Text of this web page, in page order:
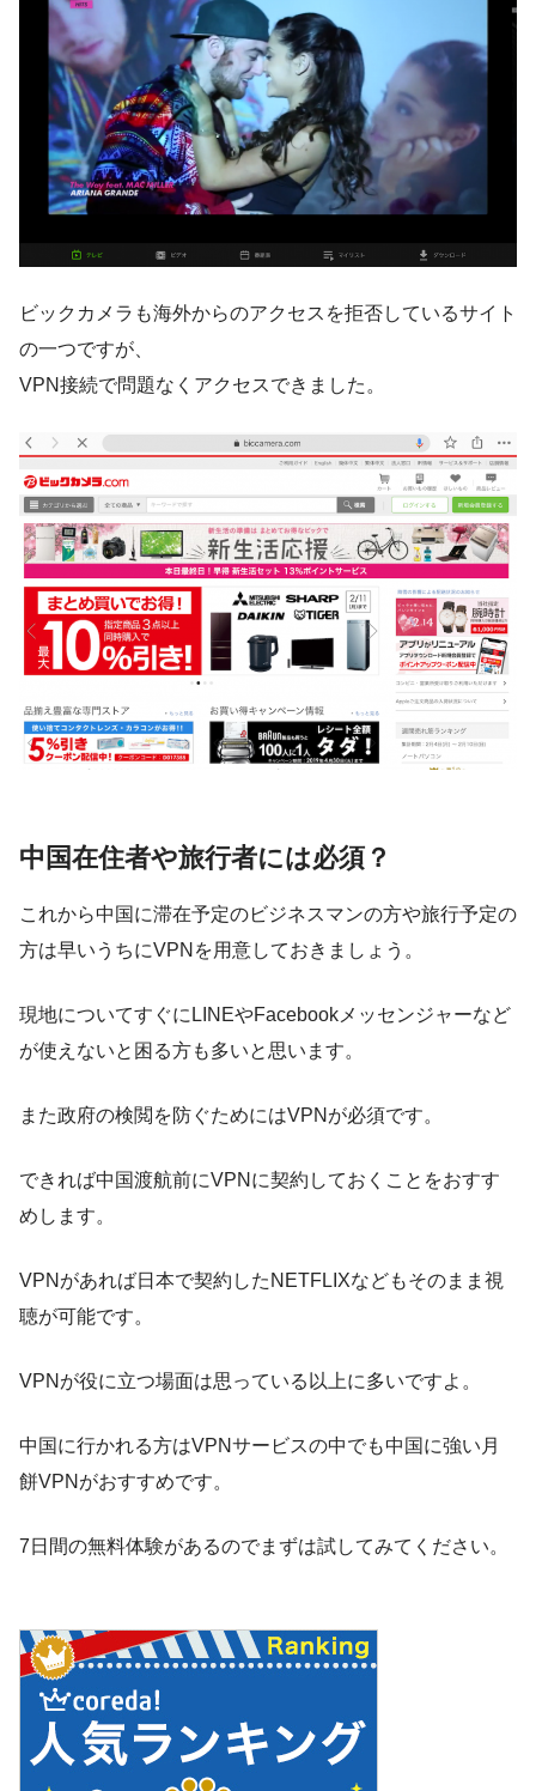
ビックカメラも海外からのアクセスを拒否しているサイト
の一つですが、
VPN接続で問題なくアクセスできました。
中国在住者や旅行者には必須？
これから中国に滞在予定のビジネスマンの方や旅行予定の
方は早いうちにVPNを用意しておきましょう。
現地についてすぐにLINEやFacebookメッセンジャーなど
が使えないと困る方も多いと思います。
また政府の検閲を防ぐためにはVPNが必須です。
できれば中国渡航前にVPNに契約しておくことをおすす
めします。
VPNがあれば日本で契約したNETFLIXなどもそのまま視
聴が可能です。
VPNが役に立つ場面は思っている以上に多いですよ。
中国に行かれる方はVPNサービスの中でも中国に強い月
餅VPN がおすすめです。
7日間の無料体験があるのでまずは試してみてください。